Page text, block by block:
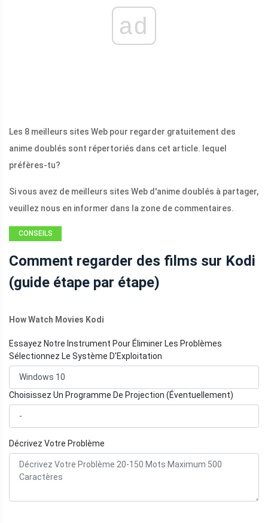
ad
Les 8 meilleurs sites Web pour regarder gratuitement des
anime doublés sont répertoriés dans cet article. lequel
préfères-tu?
Si vous avez de meilleurs sites Web d'anime doublés à partager,
veuillez nous en informer dans la zone de commentaires.
CONSEILS
Comment regarder des films sur Kodi
(guide étape par étape)
How Watch Movies Kodi
Essayez Notre Instrument Pour Éliminer Les Problèmes
Sélectionnez Le Système D'Exploitation
Choisissez Un Programme De Projection (Éventuellement)
Décrivez Votre Problème